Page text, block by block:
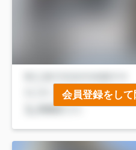
会員登録をし